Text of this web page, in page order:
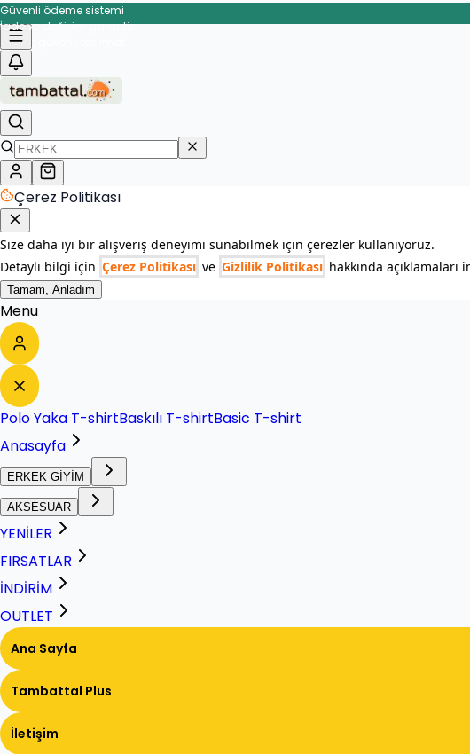
Güvenli ödeme sistemi
İade ve değişim garantisi
Hızlı ve güvenli teslimat
Çerez Politikası
Size daha iyi bir alışveriş deneyimi sunabilmek için çerezler kullanıyoruz.
Detaylı bilgi için Çerez Politikası ve Gizlilik Politikası hakkında
Tamam, Anladım
Menu
Polo Yaka T-shirtBaskılı T-shirtBasic T-shirt
Anasayfa
ERKEK GİYİM
AKSESUAR
YENİLER
FIRSATLAR
İNDİRİM
OUTLET
Ana Sayfa
Tambattal Plus
İletişim